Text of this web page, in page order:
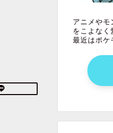
アニメや
をこよなく
最近はポケ